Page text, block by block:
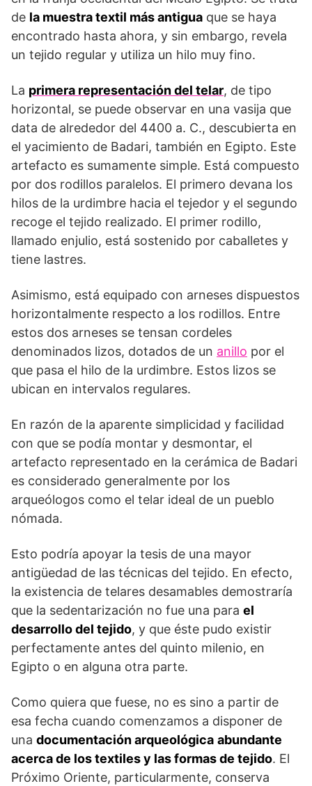
de la muestra textil más antigua que se haya
encontrado hasta ahora, y sin embargo, revela
un tejido regular y utiliza un hilo muy fino.
La primera representación del telar, de tipo
horizontal, se puede observar en una vasija que
data de alrededor del 4400 a. C., descubierta en
el yacimiento de Badari, también en Egipto. Este
artefacto es sumamente simple. Está compuesto
por dos rodillos paralelos. El primero devana los
hilos de la urdimbre hacia el tejedor y el segundo
recoge el tejido realizado. El primer rodillo,
llamado enjulio, está sostenido por caballetes y
tiene lastres.
Asimismo, está equipado con arneses dispuestos
horizontalmente respecto a los rodillos. Entre
estos dos arneses se tensan cordeles
denominados lizos, dotados de un anillo por el
que pasa el hilo de la urdimbre. Estos lizos se
ubican en intervalos regulares.
En razón de la aparente simplicidad y facilidad
con que se podía montar y desmontar, el
artefacto representado en la cerámica de Badari
es considerado generalmente por los
arqueólogos como el telar ideal de un pueblo
nómada.
Esto podría apoyar la tesis de una mayor
antigüedad de las técnicas del tejido. En efecto,
la existencia de telares desamables demostraría
que la sedentarización no fue una para el
desarrollo del tejido, y que éste pudo existir
perfectamente antes del quinto milenio, en
Egipto o en algu­na otra parte.
Como quiera que fuese, no es sino a partir de
esa fecha cuando comenzamos a disponer de
una documentación arqueológica abundante
acerca de los textiles y las formas de tejido. El
Próximo Oriente, particularmente, conserva